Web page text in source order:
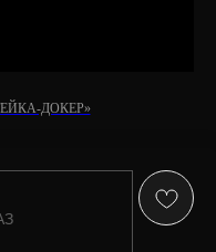
ДОКЕР»